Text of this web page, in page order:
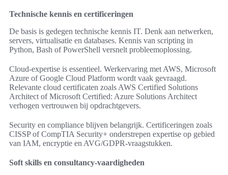
Technische kennis en certificeringen
De basis is gedegen technische kennis IT. Denk aan netwerken,
servers, virtualisatie en databases. Kennis van scripting in
Python, Bash of PowerShell versnelt probleemoplossing.
Cloud-expertise is essentieel. Werkervaring met AWS, Microsoft
Azure of Google Cloud Platform wordt vaak gevraagd.
Relevante cloud certificaten zoals AWS Certified Solutions
Architect of Microsoft Certified: Azure Solutions Architect
verhogen vertrouwen bij opdrachtgevers.
Security en compliance blijven belangrijk. Certificeringen zoals
CISSP of CompTIA Security+ onderstrepen expertise op gebied
van IAM, encryptie en AVG/GDPR-vraagstukken.
Soft skills en consultancy-vaardigheden